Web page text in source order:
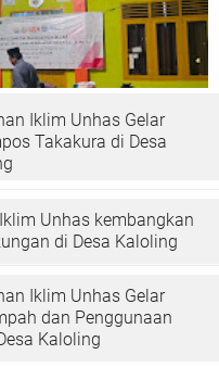
Iklim Unhas Gelar
Takakura di Desa
Unhas kembangkan
di Desa Kaloling
Iklim Unhas Gelar
dan Penggunaan
Kaloling